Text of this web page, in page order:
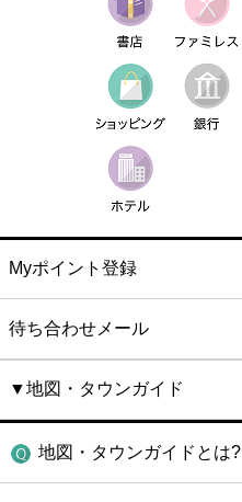
Myポイント登録
待ち合わせメール
▼地図・タウンガイド
地図・タウンガイドとは?